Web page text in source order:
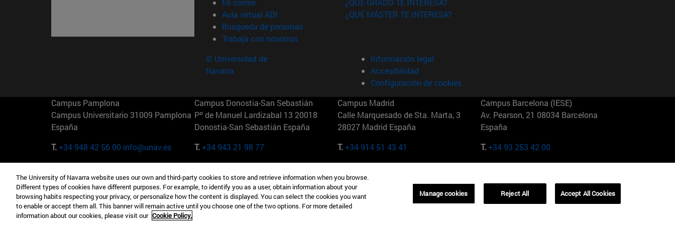
Mi correo
Aula virtual ADI (abre en nueva ventana)
Búsqueda de personas(abre en nueva ventana)
Trabaja con nosotros(abre en nueva ventana)
¿QUÉ GRADO TE INTERESA?
¿QUÉ MÁSTER TE INTERESA?
© Universidad de
Navarra
Información legal
Accesibilidad
Configuración de cookies
Campus Pamplona
Campus Universitario 31009 Pamplona
España
T.+34 948 42 56 00 info@unav.es
Campus Donostia-San Sebastián
Pº de Manuel Lardizabal 13 20018
Donostia-San Sebastián España
T.+34 943 21 98 77
Campus Madrid
Calle Marquesado de Sta. Marta, 3
28027 Madrid España
T.+34 914 51 43 41
Campus Barcelona (IESE)
Av. Pearson, 21 08034 Barcelona
España
T.+34 93 253 42 00
Camino del Cerro Águila 3 28023
Madrid España
T.+34 912 11 30 00
165 W 57th St 10019-2201 Nueva York
EE.UU
T.+1 646 346 8850
Maria-Theresia-Straße 15 81675
Múnich Alemania
T.+49 89 24209790
01321001 Bela Vista Brasil
The University of Navarra website uses our own and third-party cookies to store and retrieve information when you browse.
Different types of cookies have different purposes. For example, to identify you as a user, obtain information about your
browsing habits respecting your privacy, or personalize how the content is displayed. You can select the cookies you want
to enable or accept them all. This banner will remain active until you choose one of the two options. For more detailed
information about our cookies, please visit our Cookie Policy.
Manage cookies Reject All Accept All Cookies